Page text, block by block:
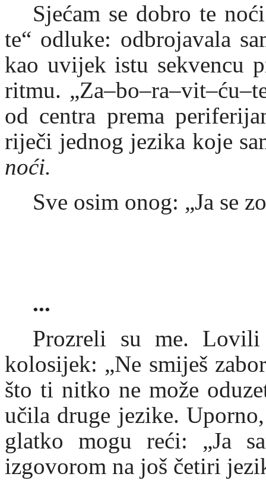
Sjećam se dobro te
te“ odluke: odbrojavala
kao uvijek istu sekvencu
ritmu.
od centra prema
riječi jednog jezika koje
noći.
Sve osim onog: „Ja se
...
Prozreli su me.
kolosijek: „Ne smiješ
što ti nitko ne može
učila druge jezike.
glatko mogu reći: „Ja
izgovorom na još četiri